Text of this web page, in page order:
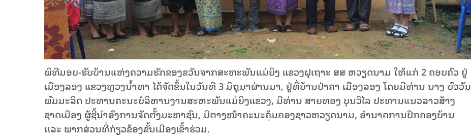
ພິທີມອບ-ຮັບບ້ານແຫ່ງຄວາມຮັກຂອງຂວັນຈາກສະຫະພັນແມ່ຍິງ ແຂວງຝຸເຖາະ ສສ ຫວຽດນາມ ໃຫ້ແກ່ 2 ຄອບຄົວ ຢູ່
ເມືອງລອງ ແຂວງຫຼວງນໍ້າທາ ໄດ້ຈັດຂຶ້ນໃນວັນທີ 3 ມິຖຸນາຜ່ານມາ, ຢູ່ທີ່ບ້ານປ່າຄາ ເມືອງລອງ ໂດຍມີທ່ານ ນາງ ບົວວັນ
ພົມມະລິດ ປະທານຄະນະບໍລິຫານງານສະຫະພັນແມ່ຍິງແຂວງ, ມີທ່ານ ສາຍທອງ ບຸນວິໄລ ປະທານແນວລາວສ້າງ
ຊາດເມືອງ ຜູ້ຊີ້ນໍາອົງການຈັດຕັ້ງມະຫາຊົນ, ມີຕາງໜ້າຄະນະຄຸ້ມຄອງຊາວຫວຽດນາມ, ອໍານາດການປົກຄອງບ້ານ
ແລະ ພາກສ່ວນທີ່ກ່ຽວຂ້ອງຂັ້ນເມືອງເຂົ້າຮ່ວມ.